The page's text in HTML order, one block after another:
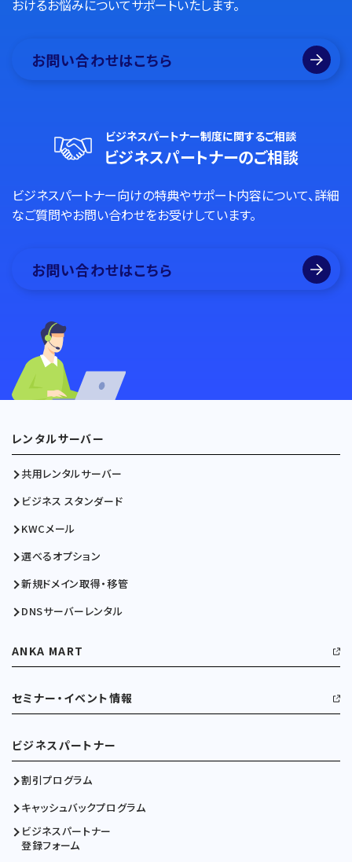
おけるお悩みについてサポートいたします。
お問い合わせはこちら
ビジネスパートナー制度に関するご相談
ビジネスパートナーのご相談
ビジネスパートナー向けの特典やサポート内容について、詳細
なご質問やお問い合わせをお受けしています。
お問い合わせはこちら
レンタルサーバー
共用レンタルサーバー
ビジネス スタンダード
KWCメール
選べるオプション
新規ドメイン取得・移管
DNSサーバーレンタル
ANKA MART
セミナー・イベント情報
ビジネスパートナー
割引プログラム
キャッシュバックプログラム
ビジネスパートナー
登録フォーム